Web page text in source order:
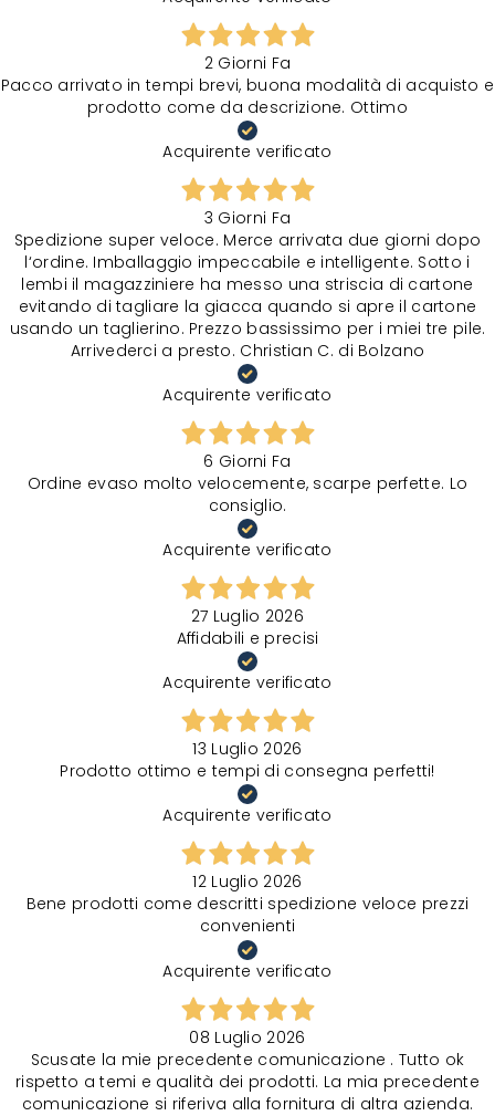
2 Giorni Fa
Pacco arrivato in tempi brevi, buona modalità di acquisto e
prodotto come da descrizione. Ottimo
Acquirente verificato
3 Giorni Fa
Spedizione super veloce. Merce arrivata due giorni dopo
l‘ordine. Imballaggio impeccabile e intelligente. Sotto i
lembi il magazziniere ha messo una striscia di cartone
evitando di tagliare la giacca quando si apre il cartone
usando un taglierino. Prezzo bassissimo per i miei tre pile.
Arrivederci a presto. Christian C. di Bolzano
Acquirente verificato
6 Giorni Fa
Ordine evaso molto velocemente, scarpe perfette. Lo
consiglio.
Acquirente verificato
27 Luglio 2026
Affidabili e precisi
Acquirente verificato
13 Luglio 2026
Prodotto ottimo e tempi di consegna perfetti!
Acquirente verificato
12 Luglio 2026
Bene prodotti come descritti spedizione veloce prezzi
convenienti
Acquirente verificato
08 Luglio 2026
Scusate la mie precedente comunicazione . Tutto ok
rispetto a temi e qualità dei prodotti. La mia precedente
comunicazione si riferiva alla fornitura di altra azienda.